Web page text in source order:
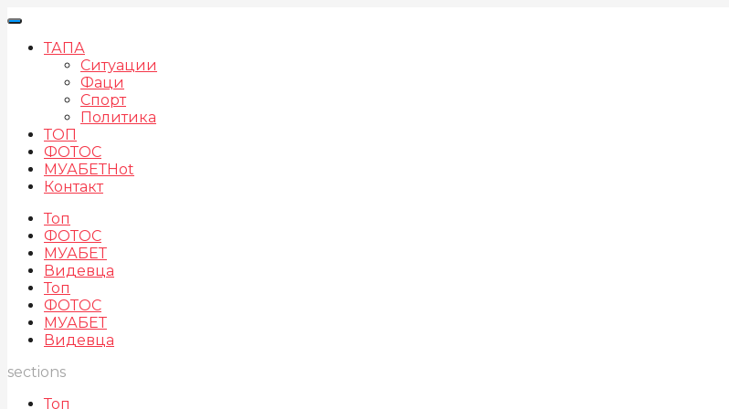
ТАПА
Ситуации
Фаци
Спорт
Политика
ТОП
ФОТОС
МУАБЕТHot
Контакт
Топ
ФОТОС
МУАБЕТ
Видевца
Топ
ФОТОС
МУАБЕТ
Видевца
sections
Топ